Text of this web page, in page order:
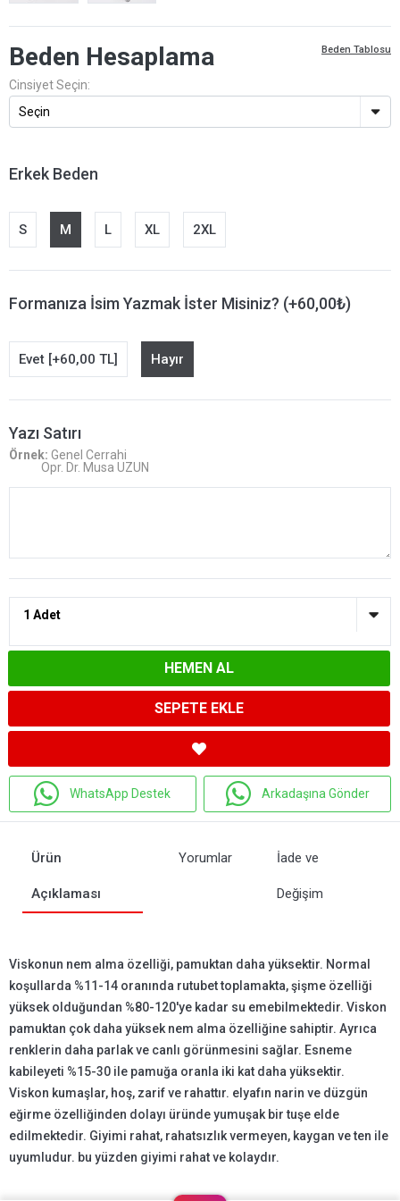
Beden Hesaplama
Cinsiyet Seçin:
Beden Tablosu
Erkek Beden
S M L XL 2XL
Formanıza İsim Yazmak İster Misiniz? (+60,00₺)
Evet [+60,00 TL] Hayır
Yazı Satırı
Örnek: Genel Cerrahi
Opr. Dr. Musa UZUN
HEMEN AL
SEPETE EKLE
WhatsApp Destek Arkadaşına Gönder
Ürün
Açıklaması
Yorumlar İade ve
Değişim
Viskonun nem alma özelliği, pamuktan daha yüksektir. Normal
koşullarda %11-14 oranında rutubet toplamakta, şişme özelliği
yüksek olduğundan %80-120'ye kadar su emebilmektedir. Viskon
pamuktan çok daha yüksek nem alma özelliğine sahiptir. Ayrıca
renklerin daha parlak ve canlı görünmesini sağlar. Esneme
kabileyeti %15-30 ile pamuğa oranla iki kat daha yüksektir.
Viskon kumaşlar, hoş, zarif ve rahattır. elyafın narin ve düzgün
eğirme özelliğinden dolayı üründe yumuşak bir tuşe elde
edilmektedir. Giyimi rahat, rahatsızlık vermeyen, kaygan ve ten ile
uyumludur. bu yüzden giyimi rahat ve kolaydır.